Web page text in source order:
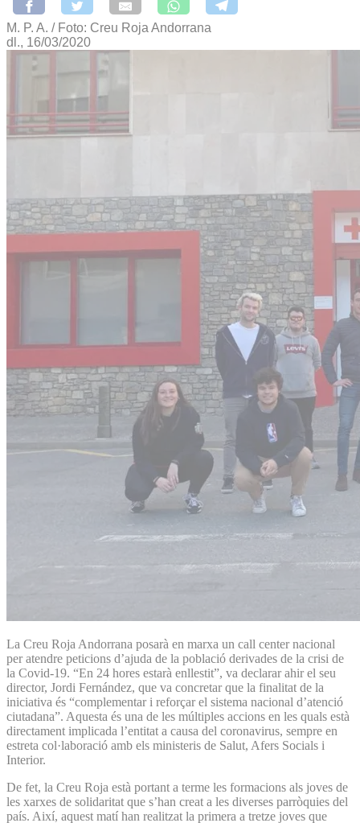
M. P. A. / Foto: Creu Roja Andorrana
dl., 16/03/2020
La Creu Roja Andorrana posarà en marxa un call center nacional
per atendre peticions d’ajuda de la població derivades de la crisi de
la Covid-19. “En 24 hores estarà enllestit”, va declarar ahir el seu
director, Jordi Fernández, que va concretar que la finalitat de la
iniciativa és “complementar i reforçar el sistema nacional d’atenció
ciutadana”. Aquesta és una de les múltiples accions en les quals està
directament implicada l’entitat a causa del coronavirus, sempre en
estreta col·laboració amb els ministeris de Salut, Afers Socials i
Interior.
De fet, la Creu Roja està portant a terme les formacions als joves de
les xarxes de solidaritat que s’han creat a les diverses parròquies del
país. Així, aquest matí han realitzat la primera a tretze joves que